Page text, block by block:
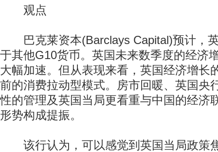
观点
巴克莱资本(Barclays Capital)预计，
于其他G10货币。英国未来数季度的经济
大幅加速。但从表现来看，英国经济增长
前的消费拉动型模式。房市回暖、英国央
性的管理及英国当局更看重与中国的经济
形势构成提振。
该行认为，可以感觉到英国当局政策